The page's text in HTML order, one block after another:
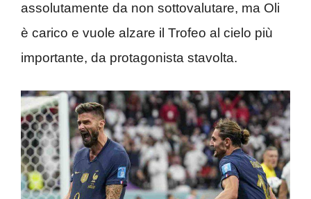
assolutamente da non sottovalutare, ma Oli
è carico e vuole alzare il Trofeo al cielo più
importante, da protagonista stavolta.